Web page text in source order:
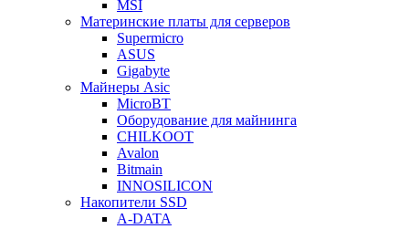
MSI
Материнские платы для серверов
Supermicro
ASUS
Gigabyte
Майнеры Asic
MicroBT
Оборудование для майнинга
CHILKOOT
Avalon
Bitmain
INNOSILICON
Накопители SSD
A-DATA